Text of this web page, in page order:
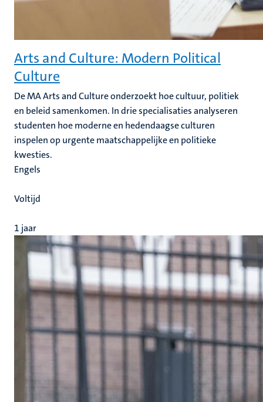
Arts and Culture: Modern Political
Culture
De MA Arts and Culture onderzoekt hoe cultuur, politiek
en beleid samenkomen. In drie specialisaties analyseren
studenten hoe moderne en hedendaagse culturen
inspelen op urgente maatschappelijke en politieke
kwesties.
Engels
Voltijd
1 jaar